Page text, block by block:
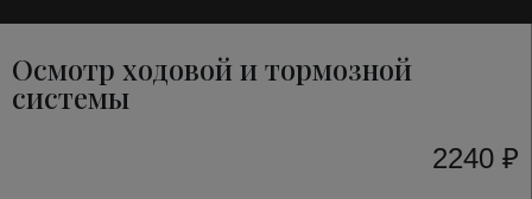
Осмотр ходовой и тормозной
системы
2240 ₽